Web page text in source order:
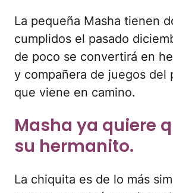
La pequeña Masha tienen
cumplidos el pasado
de poco se convertirá en
y compañera de juegos del
que viene en camino.
Masha ya quiere
su hermanito.
La chiquita es de lo más